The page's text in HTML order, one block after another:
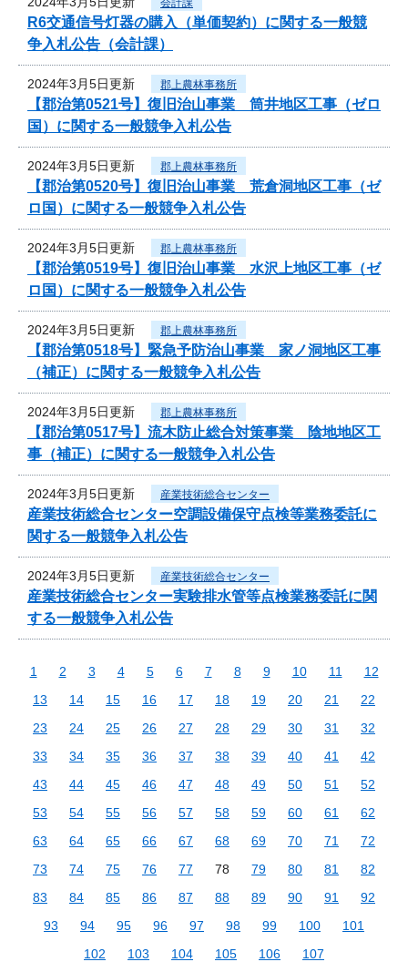
会計課
R6交通信号灯器の購入（単価契約）に関する一般競
争入札公告（会計課）
2024年3月5日更新 郡上農林事務所
【郡治第0521号】復旧治山事業 筒井地区工事（ゼロ
国）に関する一般競争入札公告
2024年3月5日更新 郡上農林事務所
【郡治第0520号】復旧治山事業 荒倉洞地区工事（ゼ
ロ国）に関する一般競争入札公告
2024年3月5日更新 郡上農林事務所
【郡治第0519号】復旧治山事業 水沢上地区工事（ゼ
ロ国）に関する一般競争入札公告
2024年3月5日更新 郡上農林事務所
【郡治第0518号】緊急予防治山事業 家ノ洞地区工事
（補正）に関する一般競争入札公告
2024年3月5日更新 郡上農林事務所
【郡治第0517号】流木防止総合対策事業 陰地地区工
事（補正）に関する一般競争入札公告
2024年3月5日更新 産業技術総合センター
産業技術総合センター空調設備保守点検等業務委託に
関する一般競争入札公告
2024年3月5日更新 産業技術総合センター
産業技術総合センター実験排水管等点検業務委託に関
する一般競争入札公告
1 2 3 4 5 6 7 8 9 10 11
12
13
14 15 16 17 18 19 20 21
22
23
24 25 26 27 28 29 30 31
32
33
34 35 36 37 38 39 40 41
42
43
44 45 46 47 48 49 50 51
52
53
54 55 56 57 58 59 60 61
62
63
64 65 66 67 68 69 70 71
72
73
74 75 76 77 78 79 80 81
82
83
84 85 86 87 88 89 90 91
92
93
94 95 96 97 98 99 100
101
102
103 104 105 106 107